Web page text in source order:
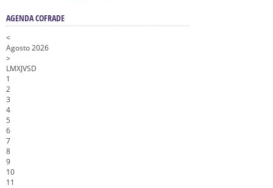
AGENDA COFRADE
<
Agosto 2026
>
LMXJVSD
1
2
3
4
5
6
7
8
9
10
11